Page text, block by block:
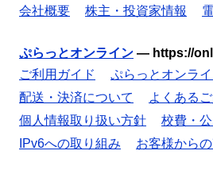
会社概要 株主・投資家情報
ぷらっとオンライン — https://
ご利用ガイド
ぷらっとオンラ
配送・決済について
よくある
個人情報取り扱い方針
校費・
IPv6への取り組み
お客様から